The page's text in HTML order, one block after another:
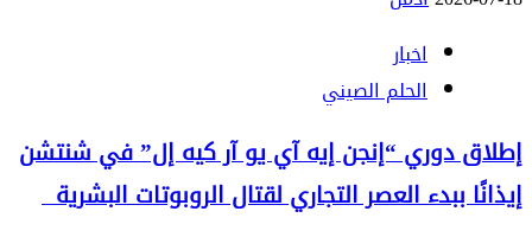
اخبار
الحلم الصيني
إطلاق دوري “إنجن إيه آي يو آر كيه إل” في شنتشن
إيذانًا ببدء العصر التجاري لقتال الروبوتات البشرية